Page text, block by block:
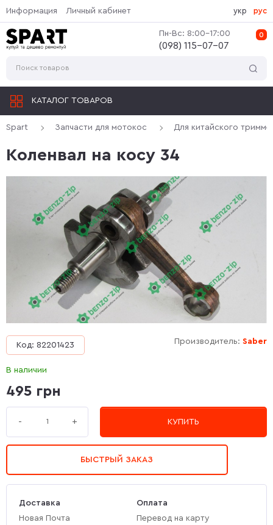
Информация Личный кабинет
0
Пн-Вс: 8:00-17:00
(‎098) 115-07-07
укр рус
КАТАЛОГ ТОВАРОВ
Spart Запчасти для мотокос Для китайского
Коленвал на косу 34
Производитель: Saber
Код: 82201423
В наличии
495 грн
- + КУПИТЬ
БЫСТРЫЙ ЗАКАЗ
Доставка
Новая Почта
Оплата
Перевод на карту